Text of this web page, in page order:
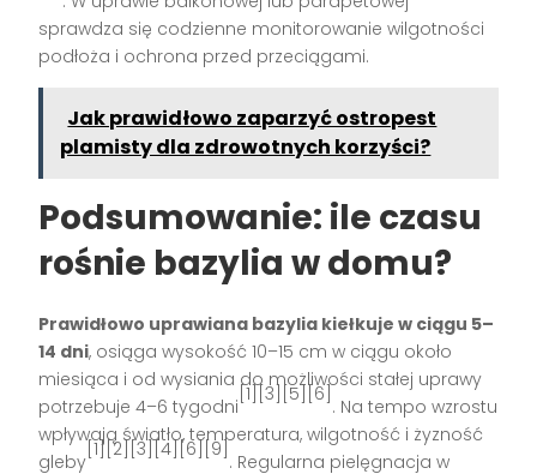
sprawdza się codzienne monitorowanie wilgotności
podłoża i ochrona przed przeciągami.
Jak prawidłowo zaparzyć ostropest
plamisty dla zdrowotnych korzyści?
Podsumowanie: ile czasu
rośnie bazylia w domu?
Prawidłowo uprawiana bazylia kiełkuje w ciągu 5–
14 dni, osiąga wysokość 10–15 cm w ciągu około
miesiąca i od wysiania do możliwości stałej uprawy
potrzebuje 4–6 tygodni
[1][3][5][6]
. Na tempo wzrostu
wpływają światło, temperatura, wilgotność i żyzność
gleby
[1][2][3][4][6][9]
. Regularna pielęgnacja w